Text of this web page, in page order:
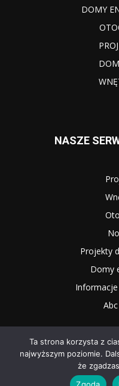
DOMY
NASZE
Projekty
Domy
Ta strona korzysta z
najwyższym poziomie.
że
Zgoda